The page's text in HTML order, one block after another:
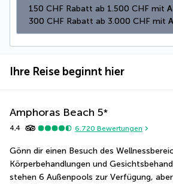
150 CHF Rabatt ab 1.500 CHF mit
300 CHF Rabatt ab 3.000 CHF mit
Ihre Reise beginnt hier
Amphoras Beach 5*
4,4 6.720 Bewertungen
Gönn dir einen Besuch des
Körperbehandlungen und
stehen 6 Außenpools zur Verfügung,